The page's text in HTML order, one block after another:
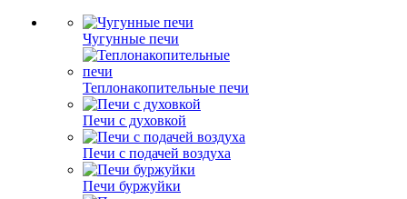
Чугунные печи
Теплонакопительные печи
Печи с духовкой
Печи с подачей воздуха
Печи буржуйки